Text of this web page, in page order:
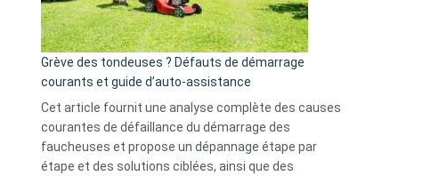
5
avantages
essentiels
de
la
S330
eufy
Grève des tondeuses ? Défauts de démarrage
courants et guide d’auto-assistance
Cet article fournit une analyse complète des causes
courantes de défaillance du démarrage des
faucheuses et propose un dépannage étape par
étape et des solutions ciblées, ainsi que des